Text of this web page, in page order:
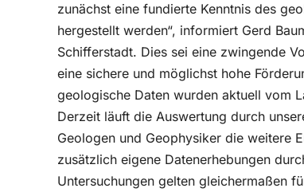
zunächst eine fundierte Kenntnis des
hergestellt werden“, informiert Gerd
Schifferstadt. Dies sei eine zwingende
eine sichere und möglichst hohe
geologische Daten wurden aktuell vom
Derzeit läuft die Auswertung durch
Geologen und Geophysiker die weitere
zusätzlich eigene Datenerhebungen
Untersuchungen gelten gleichermaßen